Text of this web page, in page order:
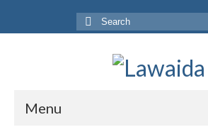
Search
for:
Menu